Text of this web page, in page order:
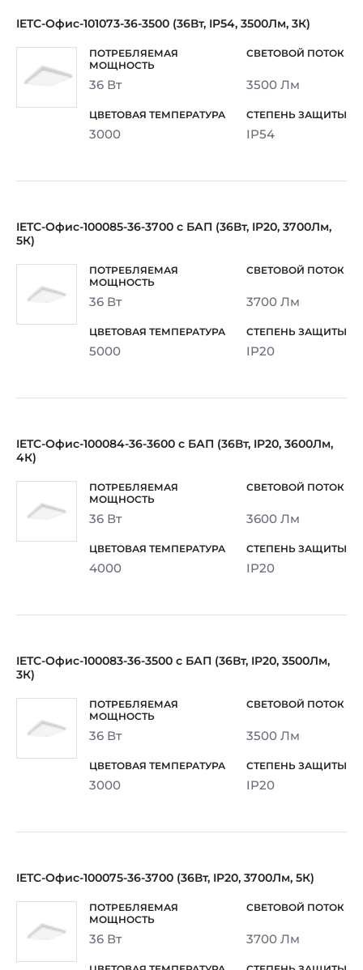
IETC-Офис-101073-36-3500 (36Вт, IP54, 3500Лм, 3К)
36 Вт 3500 Лм
3000 IP54
IETC-Офис-100085-36-3700 с БАП (36Вт, IP20, 3700Лм,
5К)
36 Вт 3700 Лм
5000 IP20
IETC-Офис-100084-36-3600 с БАП (36Вт, IP20, 3600Лм,
4К)
36 Вт 3600 Лм
4000 IP20
IETC-Офис-100083-36-3500 с БАП (36Вт, IP20, 3500Лм,
3К)
36 Вт 3500 Лм
3000 IP20
IETC-Офис-100075-36-3700 (36Вт, IP20, 3700Лм, 5К)
36 Вт 3700 Лм